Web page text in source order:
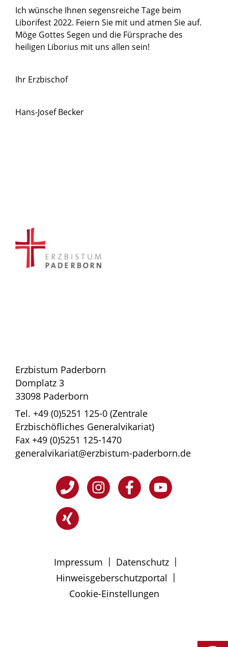
Ich wünsche Ihnen segensreiche Tage beim
Liborifest 2022. Feiern Sie mit und atmen Sie auf.
Möge Gottes Segen und die Fürsprache des
heiligen Liborius mit uns allen sein!
Ihr Erzbischof
Hans-Josef Becker
Erzbistum Paderborn
Domplatz 3
33098 Paderborn
Tel. +49 (0)5251 125-0 (Zentrale
Erzbischöfliches Generalvikariat)
Fax +49 (0)5251 125-1470
generalvikariat@erzbistum-paderborn.de
Impressum | Datenschutz |
Hinweisgeberschutzportal |
Cookie-Einstellungen